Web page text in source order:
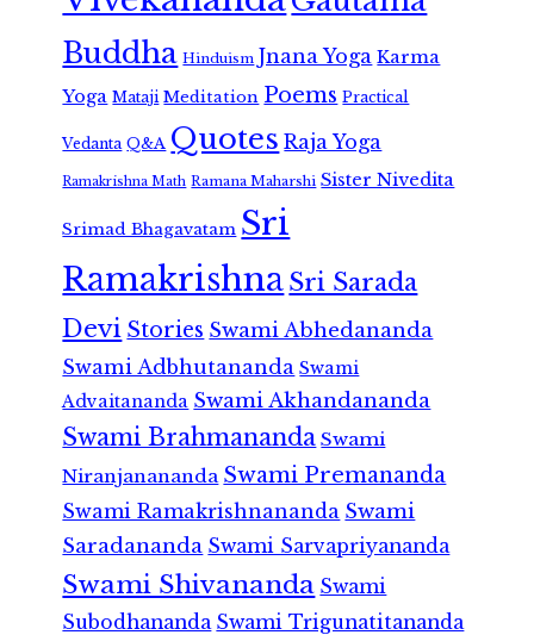
Buddha Hinduism Jnana Yoga Karma
Yoga Mataji Meditation Poems Practical
Vedanta Q&A Quotes Raja Yoga
Ramakrishna Math Ramana Maharshi Sister Nivedita
Srimad Bhagavatam Sri
RamakrishnaSri Sarada
Devi Stories Swami Abhedananda
Swami Adbhutananda Swami
Advaitananda Swami Akhandananda
Swami Brahmananda Swami
Niranjanananda Swami Premananda
Swami Ramakrishnananda Swami
Saradananda Swami Sarvapriyananda
Swami Shivananda Swami
Subodhananda Swami Trigunatitananda